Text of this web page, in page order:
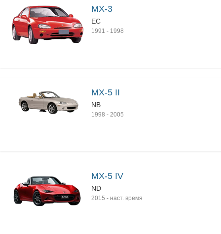
MX-3
EC
1991 - 1998
MX-5 II
NB
1998 - 2005
MX-5 IV
ND
2015 - наст. время